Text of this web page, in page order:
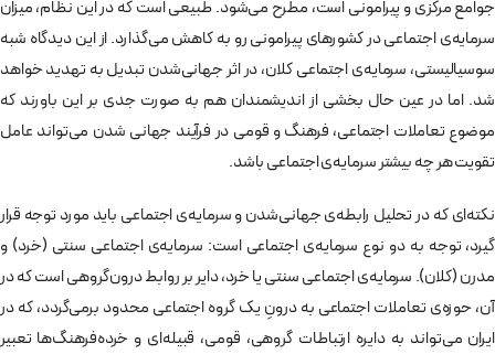
جوامع مركزی و پيرامونی است، مطرح می‌شود. طبيعی است كه در اين نظام، ميزان
سرمايه‌ی اجتماعی در كشورهای پيرامونی رو به كاهش می‌گذارد. از اين ديدگاه شبه
سوسياليستی، سرمايه‌ی اجتماعی كلان، در اثر جهانی‌شدن تبديل به تهديد خواهد
شد. اما در عين حال بخشی از انديشمندان هم به صورت جدی بر این باورند كه
موضوع تعاملات اجتماعی، فرهنگ و قومی در فرآیند جهانی شدن می‌تواند عامل
تقويت هر چه بيشتر سرمايه‌ی اجتماعی باشد.
نكته‌ای كه در تحليل رابطه‌ی جهانی‌شدن و سرمايه‌ی اجتماعی باید مورد توجه قرار
گيرد، توجه به دو نوع سرمايه‌ی اجتماعی است: سرمايه‌ی اجتماعی سنتی (خرد) و
مدرن (كلان). سرمايه‌ی اجتماعی سنتی يا خرد، داير بر روابط درون‌گروهی است که در
آن، حوزه‌ی تعاملات اجتماعی به درونِ یک گروه اجتماعی محدود برمی‌گردد، که در
ايران می‌تواند به دايره ارتباطات گروهی، قومی، قبيله‌ای و خرده‌فرهنگ‌ها تعبير